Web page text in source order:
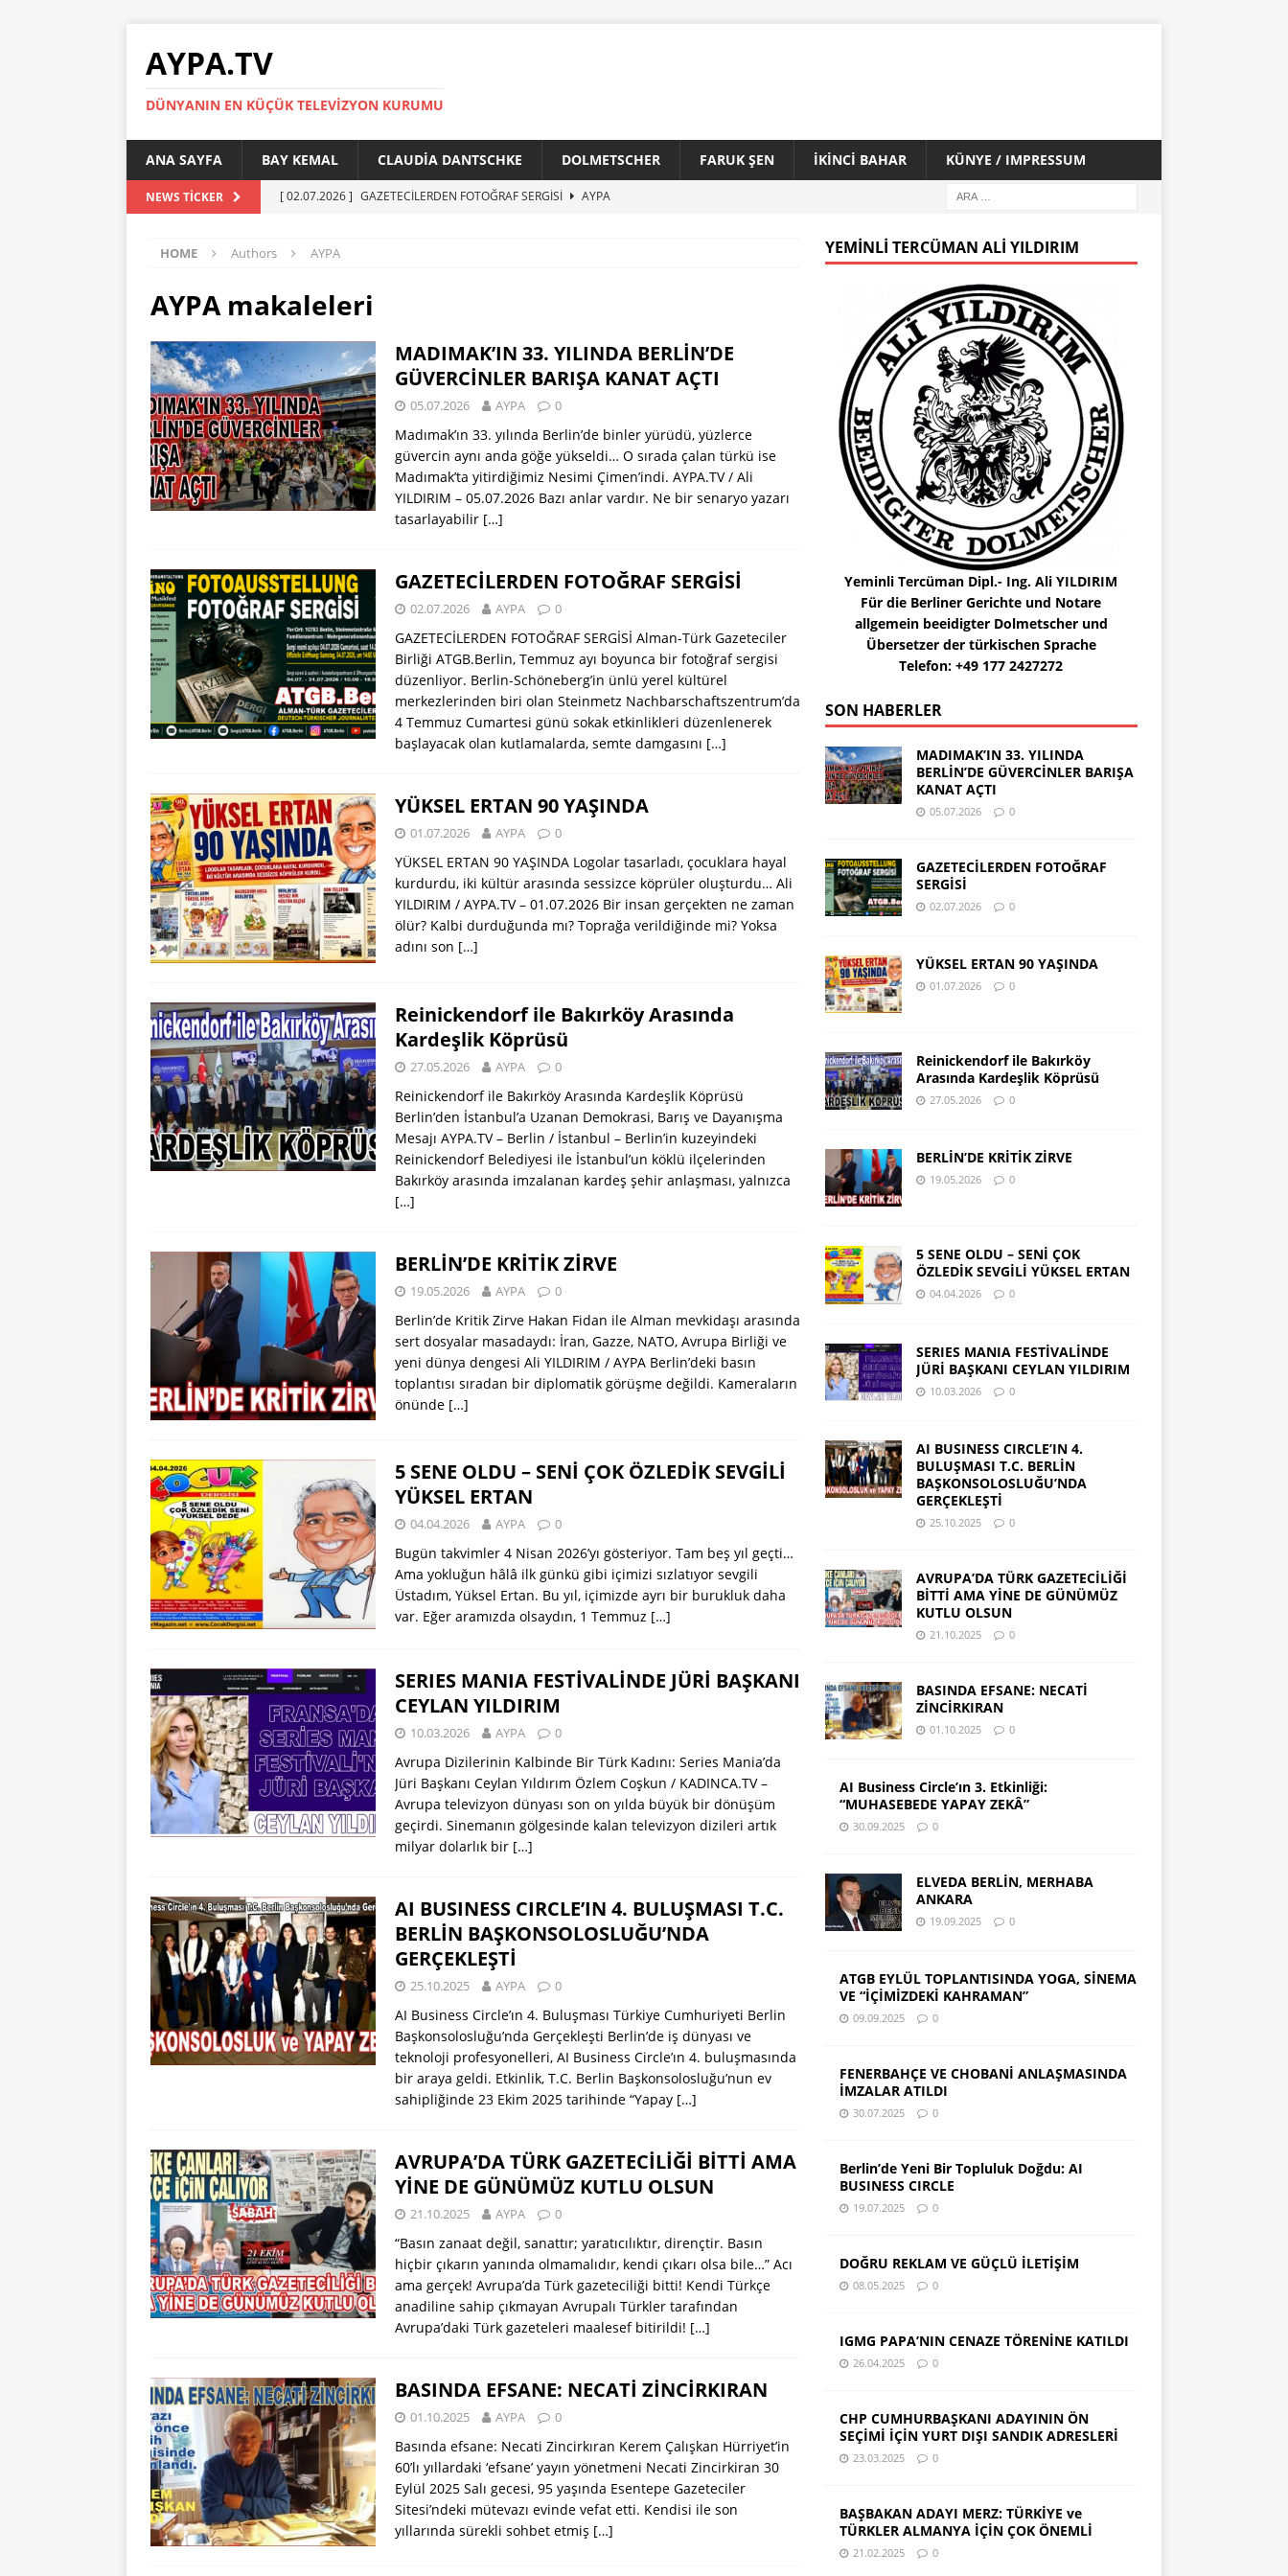
AYPA.TV
DÜNYANIN EN KÜÇÜK TELEVIZYON KURUMU
ANA SAYFA BAY KEMAL CLAUDIA DANTSCHKE DOLMETSCHER FARUK ŞEN İKİNCİ BAHAR KÜNYE / IMPRESSUM
NEWS TICKER [ 02.07.2026 ] GAZETECİLERDEN FOTOĞRAF SERGİSİ
AYPA
[ 27.05.2026 ]
[ 19.05.2026 ]
BERLİN’DE KRİTİK ZİRVE
AYPA
HOME Authors AYPA
AYPAmakaleleri
MADIMAK’IN 33. YILINDA BERLİN’DE
GÜVERCİNLER BARIŞA KANAT AÇTI
05.07.2026 AYPA 0
Madımak’ın 33. yılında Berlin’de binler yürüdü, yüzlerce
güvercin aynı anda göğe yükseldi… O sırada çalan türkü ise
Madımak’ta yitirdiğimiz Nesimi Çimen’indi. AYPA.TV / Ali
YILDIRIM – 05.07.2026 Bazı anlar vardır. Ne bir senaryo yazarı
tasarlayabilir […]
GAZETECİLERDEN FOTOĞRAF SERGİSİ
02.07.2026 AYPA 0
GAZETECİLERDEN FOTOĞRAF SERGİSİ Alman-Türk Gazeteciler
Birliği ATGB.Berlin, Temmuz ayı boyunca bir fotoğraf sergisi
düzenliyor. Berlin-Schöneberg’in ünlü yerel kültürel
merkezlerinden biri olan Steinmetz Nachbarschaftszentrum’da
4 Temmuz Cumartesi günü sokak etkinlikleri düzenlenerek
başlayacak olan kutlamalarda, semte damgasını […]
YÜKSEL ERTAN 90 YAŞINDA
01.07.2026 AYPA 0
YÜKSEL ERTAN 90 YAŞINDA Logolar tasarladı, çocuklara hayal
kurdurdu, iki kültür arasında sessizce köprüler oluşturdu… Ali
YILDIRIM / AYPA.TV – 01.07.2026 Bir insan gerçekten ne zaman
ölür? Kalbi durduğunda mı? Toprağa verildiğinde mi? Yoksa
adını son […]
Reinickendorf ile Bakırköy Arasında
Kardeşlik Köprüsü
27.05.2026 AYPA 0
Reinickendorf ile Bakırköy Arasında Kardeşlik Köprüsü
Berlin’den İstanbul’a Uzanan Demokrasi, Barış ve Dayanışma
Mesajı AYPA.TV – Berlin / İstanbul – Berlin’in kuzeyindeki
Reinickendorf Belediyesi ile İstanbul’un köklü ilçelerinden
Bakırköy arasında imzalanan kardeş şehir anlaşması, yalnızca
[…]
BERLİN’DE KRİTİK ZİRVE
19.05.2026 AYPA 0
Berlin’de Kritik Zirve Hakan Fidan ile Alman mevkidaşı arasında
sert dosyalar masadaydı: İran, Gazze, NATO, Avrupa Birliği ve
yeni dünya dengesi Ali YILDIRIM / AYPA Berlin’deki basın
toplantısı sıradan bir diplomatik görüşme değildi. Kameraların
önünde […]
5 SENE OLDU – SENİ ÇOK ÖZLEDİK SEVGİLİ
YÜKSEL ERTAN
04.04.2026 AYPA 0
Bugün takvimler 4 Nisan 2026’yı gösteriyor. Tam beş yıl geçti…
Ama yokluğun hâlâ ilk günkü gibi içimizi sızlatıyor sevgili
Üstadım, Yüksel Ertan. Bu yıl, içimizde ayrı bir burukluk daha
var. Eğer aramızda olsaydın, 1 Temmuz […]
SERIES MANIA FESTİVALİNDE JÜRİ BAŞKANI
CEYLAN YILDIRIM
10.03.2026 AYPA 0
Avrupa Dizilerinin Kalbinde Bir Türk Kadını: Series Mania’da
Jüri Başkanı Ceylan Yıldırım Özlem Coşkun / KADINCA.TV –
Avrupa televizyon dünyası son on yılda büyük bir dönüşüm
geçirdi. Sinemanın gölgesinde kalan televizyon dizileri artık
milyar dolarlık bir […]
AI BUSINESS CIRCLE’IN 4. BULUŞMASI T.C.
BERLİN BAŞKONSOLOSLUĞU’NDA
GERÇEKLEŞTİ
25.10.2025 AYPA 0
AI Business Circle’ın 4. Buluşması Türkiye Cumhuriyeti Berlin
Başkonsolosluğu’nda Gerçekleşti Berlin’de iş dünyası ve
teknoloji profesyonelleri, AI Business Circle’ın 4. buluşmasında
bir araya geldi. Etkinlik, T.C. Berlin Başkonsolosluğu’nun ev
sahipliğinde 23 Ekim 2025 tarihinde “Yapay […]
AVRUPA’DA TÜRK GAZETECİLİĞİ BİTTİ AMA
YİNE DE GÜNÜMÜZ KUTLU OLSUN
21.10.2025 AYPA 0
“Basın zanaat değil, sanattır; yaratıcılıktır, dirençtir. Basın
hiçbir çıkarın yanında olmamalıdır, kendi çıkarı olsa bile…” Acı
ama gerçek! Avrupa’da Türk gazeteciliği bitti! Kendi Türkçe
anadiline sahip çıkmayan Avrupalı Türkler tarafından
Avrupa’daki Türk gazeteleri maalesef bitirildi! […]
BASINDA EFSANE: NECATİ ZİNCİRKIRAN
01.10.2025 AYPA 0
Basında efsane: Necati Zincirkıran Kerem Çalışkan Hürriyet’in
60’lı yıllardaki ‘efsane’ yayın yönetmeni Necati Zincirkiran 30
Eylül 2025 Salı gecesi, 95 yaşında Esentepe Gazeteciler
Sitesi’ndeki mütevazı evinde vefat etti. Kendisi ile son
yıllarında sürekli sohbet etmiş […]
YEMINLI TERCÜMAN ALI YILDIRIM
Yeminli Tercüman Dipl.- Ing. Ali YILDIRIM
Für die Berliner Gerichte und Notare
allgemein beeidigter Dolmetscher und
Übersetzer der türkischen Sprache
Telefon: +49 177 2427272
SON HABERLER
MADIMAK’IN 33. YILINDA
BERLİN’DE GÜVERCİNLER BARIŞA
KANAT AÇTI
05.07.2026 0
GAZETECİLERDEN FOTOĞRAF
SERGİSİ
02.07.2026 0
YÜKSEL ERTAN 90 YAŞINDA
01.07.2026 0
Reinickendorf ile Bakırköy
Arasında Kardeşlik Köprüsü
27.05.2026 0
BERLİN’DE KRİTİK ZİRVE
19.05.2026 0
5 SENE OLDU – SENİ ÇOK
ÖZLEDİK SEVGİLİ YÜKSEL ERTAN
04.04.2026 0
SERIES MANIA FESTİVALİNDE
JÜRİ BAŞKANI CEYLAN YILDIRIM
10.03.2026 0
AI BUSINESS CIRCLE’IN 4.
BULUŞMASI T.C. BERLİN
BAŞKONSOLOSLUĞU’NDA
GERÇEKLEŞTİ
25.10.2025 0
AVRUPA’DA TÜRK GAZETECİLİĞİ
BİTTİ AMA YİNE DE GÜNÜMÜZ
KUTLU OLSUN
21.10.2025 0
BASINDA EFSANE: NECATİ
ZİNCİRKIRAN
01.10.2025 0
AI Business Circle’ın 3. Etkinliği:
“MUHASEBEDE YAPAY ZEKÂ”
30.09.2025 0
ELVEDA BERLİN, MERHABA
ANKARA
19.09.2025 0
ATGB EYLÜL TOPLANTISINDA YOGA, SİNEMA
VE “İÇİMİZDEKİ KAHRAMAN”
09.09.2025 0
FENERBAHÇE VE CHOBANİ ANLAŞMASINDA
İMZALAR ATILDI
30.07.2025 0
Berlin’de Yeni Bir Topluluk Doğdu: AI
BUSINESS CIRCLE
19.07.2025 0
DOĞRU REKLAM VE GÜÇLÜ İLETİŞİM
08.05.2025 0
IGMG PAPA’NIN CENAZE TÖRENİNE KATILDI
26.04.2025 0
CHP CUMHURBAŞKANI ADAYININ ÖN
SEÇİMİ İÇİN YURT DIŞI SANDIK ADRESLERİ
23.03.2025 0
BAŞBAKAN ADAYI MERZ: TÜRKİYE ve
TÜRKLER ALMANYA İÇİN ÇOK ÖNEMLİ
21.02.2025 0